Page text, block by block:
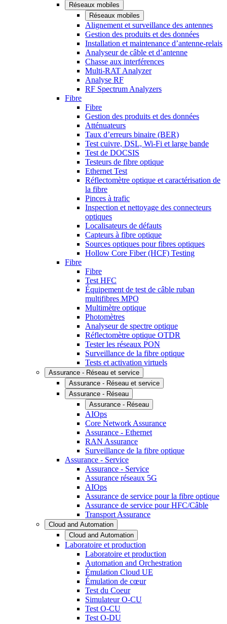
Réseaux mobiles
Réseaux mobiles
Alignement et surveillance des antennes
Gestion des produits et des données
Installation et maintenance d’antenne-relais
Analyseur de câble et d’antenne
Chasse aux interférences
Multi-RAT Analyzer
Analyse RF
RF Spectrum Analyzers
Fibre
Fibre
Gestion des produits et des données
Atténuateurs
Taux d’erreurs binaire (BER)
Test cuivre, DSL, Wi-Fi et large bande
Test de DOCSIS
Testeurs de fibre optique
Ethernet Test
Réflectomètre optique et caractérisation de
la fibre
Pinces à trafic
Inspection et nettoyage des connecteurs
optiques
Localisateurs de défauts
Capteurs à fibre optique
Sources optiques pour fibres optiques
Hollow Core Fiber (HCF) Testing
Fibre
Fibre
Test HFC
Équipement de test de câble ruban
multifibres MPO
Multimètre optique
Photomètres
Analyseur de spectre optique
Réflectomètre optique OTDR
Tester les réseaux PON
Surveillance de la fibre optique
Tests et activation virtuels
Assurance - Réseau et service
Assurance - Réseau et service
Assurance - Réseau
Assurance - Réseau
AIOps
Core Network Assurance
Assurance - Ethernet
RAN Assurance
Surveillance de la fibre optique
Assurance - Service
Assurance - Service
Assurance réseaux 5G
AIOps
Assurance de service pour la fibre optique
Assurance de service pour HFC/Câble
Transport Assurance
Cloud and Automation
Cloud and Automation
Laboratoire et production
Laboratoire et production
Automation and Orchestration
Émulation Cloud UE
Émulation de cœur
Test du Coeur
Simulateur O-CU
Test O-CU
Test O-DU